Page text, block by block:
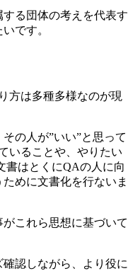
る団体の考えを代表す
です。
方は多種多様なのが現
の人が”いい”と思って
いることや、やりたい
書はとくにQAの人に向
めに文書化を行ないま
これら思想に基づいて
認しながら、より役に